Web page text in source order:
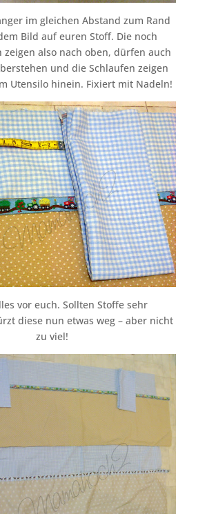
im gleichen Abstand zum Rand
Bild auf euren Stoff. Die noch
zeigen also nach oben, dürfen auch
und die Schlaufen zeigen
Utensilo hinein. Fixiert mit Nadeln!
vor euch. Sollten Stoffe sehr
diese nun etwas weg – aber nicht
zu viel!